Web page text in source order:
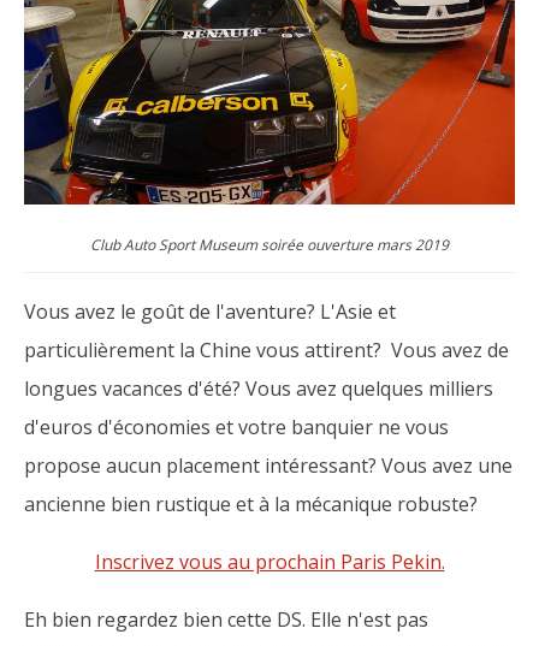
Club Auto Sport Museum soirée ouverture mars 2019
Vous avez le goût de l'aventure? L'Asie et
particulièrement la Chine vous attirent? Vous avez de
longues vacances d'été? Vous avez quelques milliers
d'euros d'économies et votre banquier ne vous
propose aucun placement intéressant? Vous avez une
ancienne bien rustique et à la mécanique robuste?
Inscrivez vous au prochain Paris Pekin.
Eh bien regardez bien cette DS. Elle n'est pas